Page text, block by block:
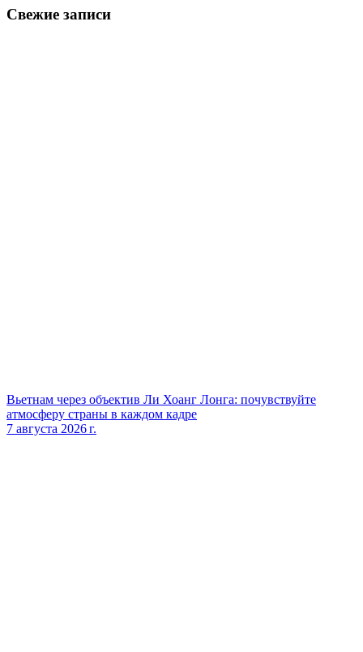
Свежие записи
Вьетнам через объектив Ли Хоанг Лонга: почувствуйте
атмосферу страны в каждом кадре
7 августа 2026 г.